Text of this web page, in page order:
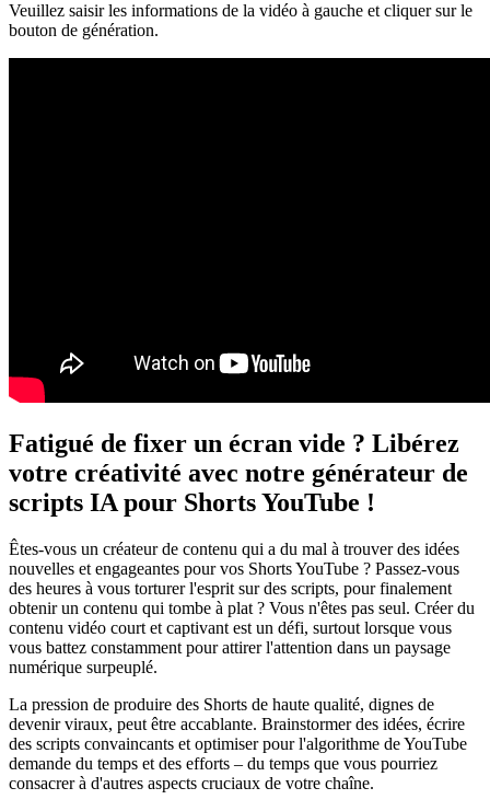
Veuillez saisir les informations de la vidéo à gauche et cliquer sur le
bouton de génération.
Fatigué de fixer un écran vide ? Libérez
votre créativité avec notre générateur de
scripts IA pour Shorts YouTube !
Êtes-vous un créateur de contenu qui a du mal à trouver des idées
nouvelles et engageantes pour vos Shorts YouTube ? Passez-vous
des heures à vous torturer l'esprit sur des scripts, pour finalement
obtenir un contenu qui tombe à plat ? Vous n'êtes pas seul. Créer du
contenu vidéo court et captivant est un défi, surtout lorsque vous
vous battez constamment pour attirer l'attention dans un paysage
numérique surpeuplé.
La pression de produire des Shorts de haute qualité, dignes de
devenir viraux, peut être accablante. Brainstormer des idées, écrire
des scripts convaincants et optimiser pour l'algorithme de YouTube
demande du temps et des efforts – du temps que vous pourriez
consacrer à d'autres aspects cruciaux de votre chaîne.